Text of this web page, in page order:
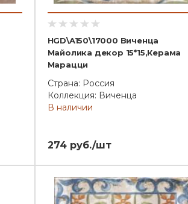
HGD\A150\17000 Виченца
Майолика декор 15*15,Керама
Марацци
Страна: Россия
Коллекция: Виченца
В наличии
274 руб./шт